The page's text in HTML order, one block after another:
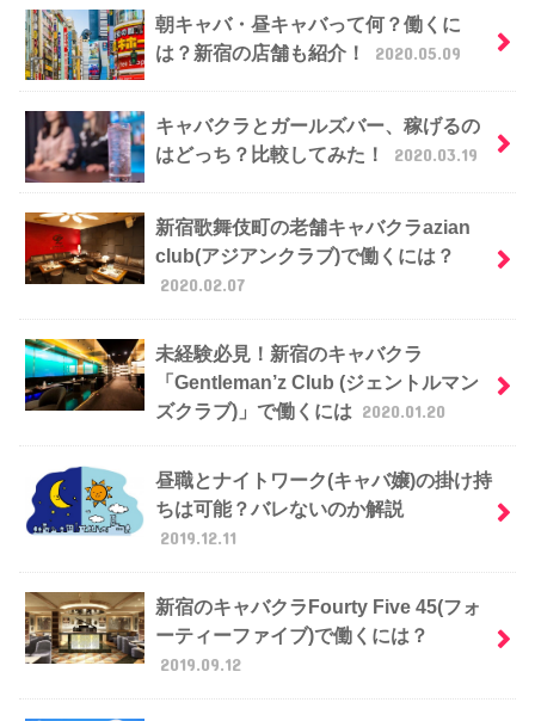
朝キャバ・昼キャバって何？働くに
は？新宿の店舗も紹介！
2020.05.09
キャバクラとガールズバー、稼げるの
はどっち？比較してみた！
2020.03.19
新宿歌舞伎町の老舗キャバクラazian
club(アジアンクラブ)で働くには？
2020.02.07
未経験必見！新宿のキャバクラ
「Gentleman’z Club (ジェントルマン
ズクラブ)」で働くには 2020.01.20
昼職とナイトワーク(キャバ嬢)の掛け持
ちは可能？バレないのか解説
2019.12.11
新宿のキャバクラFourty Five 45(フォ
ーティーファイブ)で働くには？
2019.09.12